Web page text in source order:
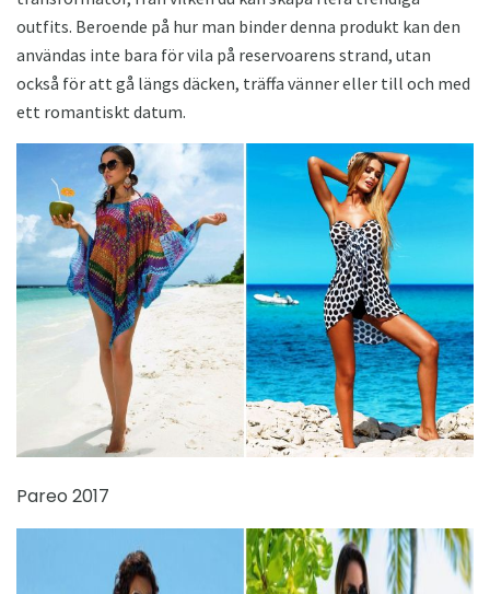
outfits. Beroende på hur man binder denna produkt kan den
användas inte bara för vila på reservoarens strand, utan
också för att gå längs däcken, träffa vänner eller till och med
ett romantiskt datum.
Pareo 2017